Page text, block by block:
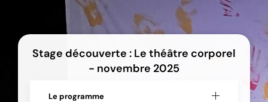
Stage découverte : Le théâtre corporel
- novembre 2025
Le programme